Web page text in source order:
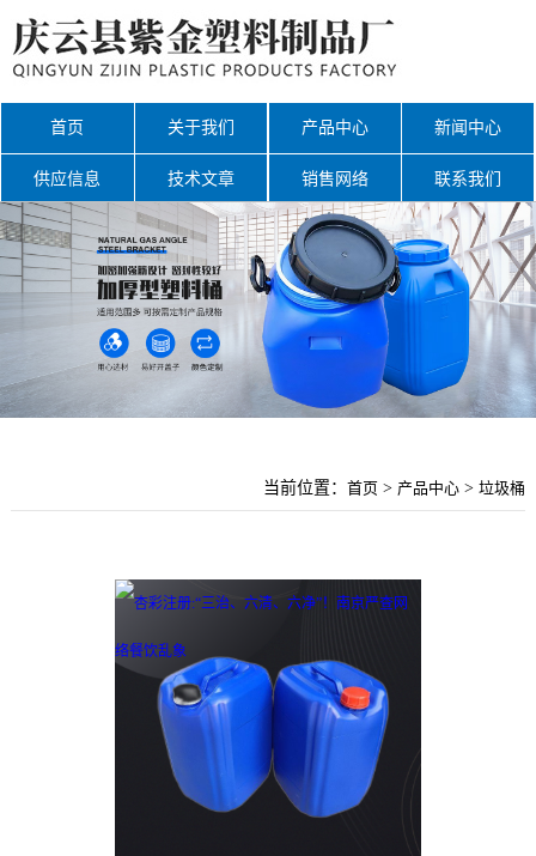
首页 关于我们 产品中心 新闻中心
供应信息 技术文章 销售网络 联系我们
网站地图
当前位置：首页 > 产品中心 >垃圾桶